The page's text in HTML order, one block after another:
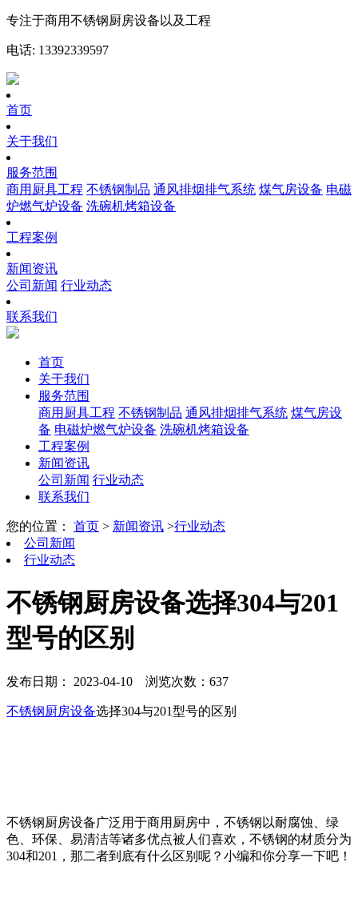
专注于商用不锈钢厨房设备以及工程
电话: 13392339597
首页
关于我们
服务范围
商用厨具工程 不锈钢制品 通风排烟排气系统 煤气房设备 电磁
炉燃气炉设备 洗碗机烤箱设备
工程案例
新闻资讯
公司新闻 行业动态
联系我们
首页
关于我们
服务范围
商用厨具工程 不锈钢制品 通风排烟排气系统 煤气房设
备 电磁炉燃气炉设备 洗碗机烤箱设备
工程案例
新闻资讯
公司新闻 行业动态
联系我们
您的位置： 首页 > 新闻资讯 >行业动态
公司新闻
行业动态
不锈钢厨房设备选择304与201
型号的区别
发布日期： 2023-04-10 浏览次数：637
不锈钢厨房设备选择304与201型号的区别
不锈钢厨房设备广泛用于商用厨房中，不锈钢以耐腐蚀、绿
色、环保、易清洁等诸多优点被人们喜欢，不锈钢的材质分为
304和201，那二者到底有什么区别呢？小编和你分享一下吧！